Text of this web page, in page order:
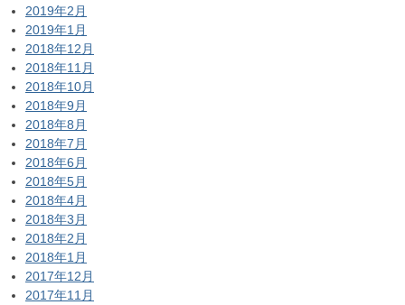
2019年2月
2019年1月
2018年12月
2018年11月
2018年10月
2018年9月
2018年8月
2018年7月
2018年6月
2018年5月
2018年4月
2018年3月
2018年2月
2018年1月
2017年12月
2017年11月